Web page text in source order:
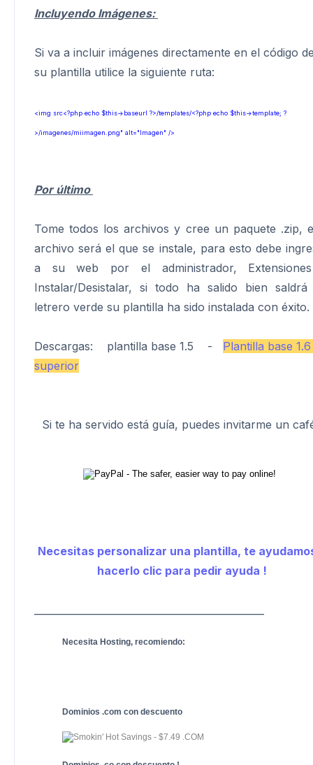
Incluyendo Imágenes:
Si va a incluir imágenes directamente en el código
su plantilla utilice la siguiente ruta:
<img src<?php echo $this->baseurl ?>/templates/<?php echo $this->template; ?
>/imagenes/miimagen.png" alt="Imagen" />
Por último
Tome todos los archivos y cree un paquete .zip,
archivo será el que se instale, para esto debe
a su web por el administrador,
Instalar/Desistalar, si todo ha salido bien
letrero verde su plantilla ha sido instalada con
Descargas: plantilla base 1.5 - Plantilla base
superior
Si te ha servido está guía, puedes invitarme un
Necesitas personalizar una plantilla, te
hacerlo clic para pedir ayuda !
Necesita Hosting, recomiendo:
Dominios .com con descuento